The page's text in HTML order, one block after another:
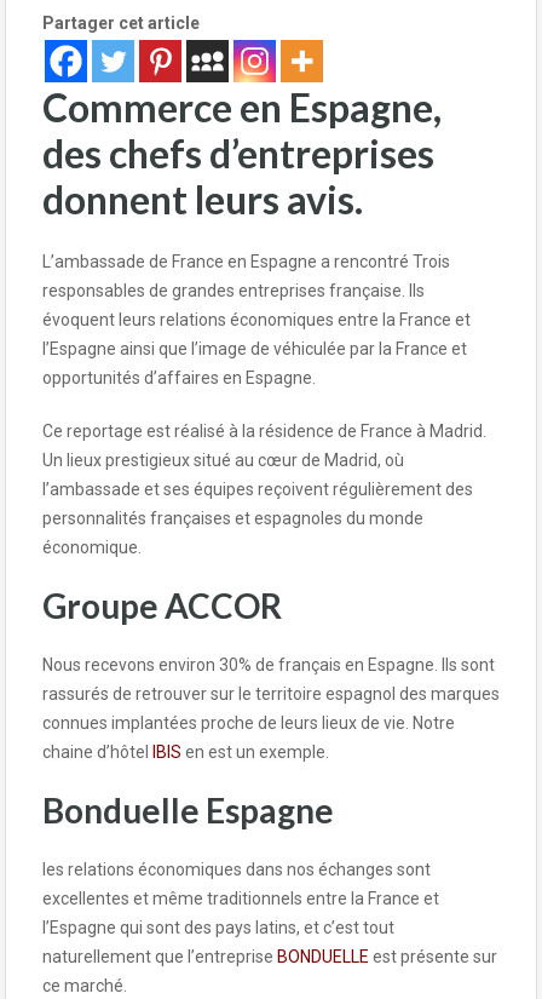
Partager cet article
Commerce en Espagne,
des chefs d’entreprises
donnent leurs avis.
L’ambassade de France en Espagne a rencontré Trois
responsables de grandes entreprises française. Ils
évoquent leurs relations économiques entre la France et
l’Espagne ainsi que l’image de véhiculée par la France et
opportunités d’affaires en Espagne.
Ce reportage est réalisé à la résidence de France à Madrid.
Un lieux prestigieux situé au cœur de Madrid, où
l’ambassade et ses équipes reçoivent régulièrement des
personnalités françaises et espagnoles du monde
économique.
Groupe ACCOR
Nous recevons environ 30% de français en Espagne. Ils sont
rassurés de retrouver sur le territoire espagnol des marques
connues implantées proche de leurs lieux de vie. Notre
chaine d’hôtel
IBIS en est un exemple.
Bonduelle Espagne
les relations économiques dans nos échanges sont
excellentes et même traditionnels entre la France et
l’Espagne qui sont des pays latins, et c’est tout
naturellement que l’entreprise BONDUELLE est présente sur
ce marché.